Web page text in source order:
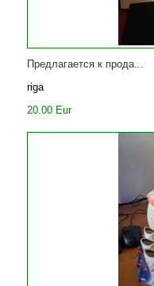
Предлагается к прода...
riga
20.00 Eur